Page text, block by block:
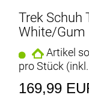
Gut zu Fuß
Tachyon-
versehener
Trek Schuh
White/Gum
Artikel
pro Stück
169,99